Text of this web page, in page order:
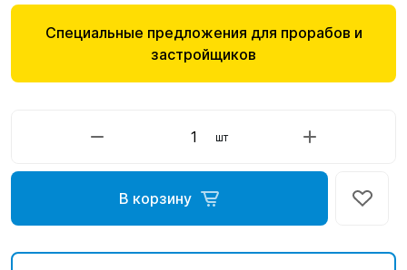
Специальные предложения для прорабов и
застройщиков
шт
В корзину